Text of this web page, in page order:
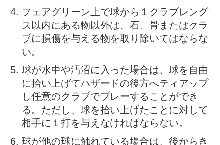
フェアグリーン上で球から１クラブレング
ス以内にある物以外は、石、骨またはクラ
ブに損傷を与える物を取り除いてはならな
い。
球が水中や汚沼に入った場合は、球を自由
に拾い上げてハザードの後方へティアップ
し任意のクラブでプレーすることができ
る。ただし、球を拾い上げたことに対して
相手に１打を与えなければならない。
球が他の球に触れている場合は、後からき